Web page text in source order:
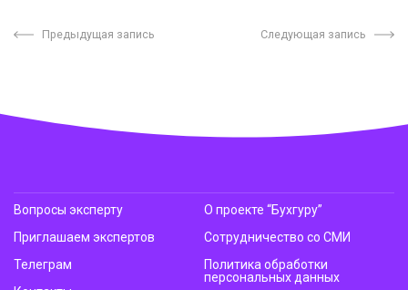
Предыдущая запись Следующая запись
Вопросы эксперту
Приглашаем экспертов
Телеграм
О проекте “Бухгуру”
Сотрудничество со СМИ
Политика обработки
персональных данных